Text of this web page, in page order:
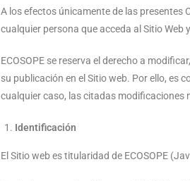
A los efectos únicamente de las presentes
cualquier persona que acceda al Sitio
ECOSOPE se reserva el derecho a
su publicación en el Sitio web. Por ello, es
cualquier caso, las citadas
Identificación
El Sitio web es titularidad de ECOSOPE